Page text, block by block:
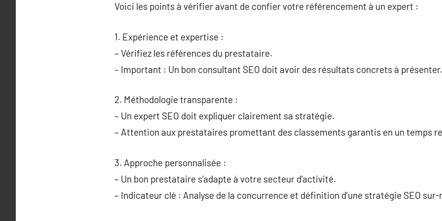
Voici les points à vérifier avant de confier votre référencement à un expert :
1. Expérience et expertise :
– Vérifiez les références du prestataire.
– Important : Un bon consultant SEO doit avoir des résultats concrets à présenter.
2. Méthodologie transparente :
– Un expert SEO doit expliquer clairement sa stratégie.
– Attention aux prestataires promettant des classements garantis en un temps
3. Approche personnalisée :
– Un bon prestataire s’adapte à votre secteur d’activité.
– Indicateur clé : Analyse de la concurrence et définition d’une stratégie SEO sur-